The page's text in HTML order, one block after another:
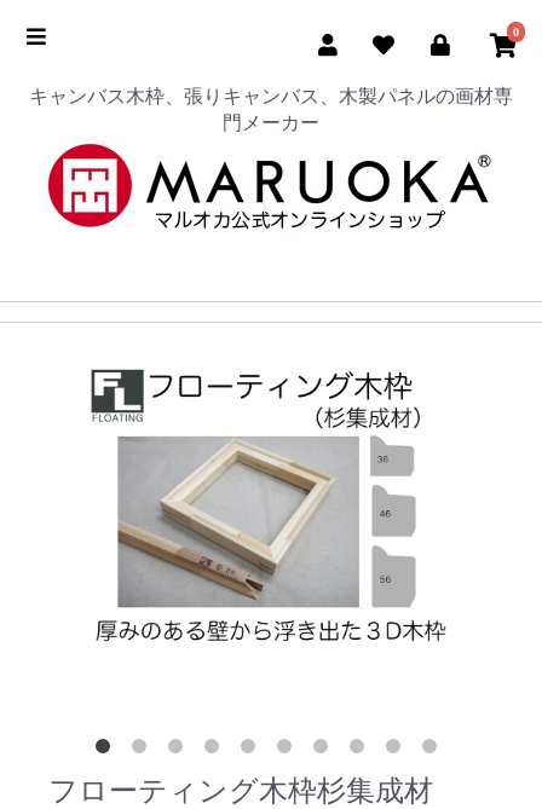
0
キャンバス木枠、張りキャンバス、木製パネルの画材専
門メーカー
フローティング木枠杉集成材